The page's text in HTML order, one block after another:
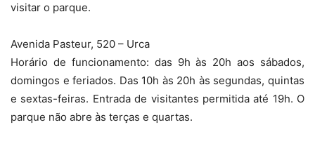
visitar o parque.
Avenida Pasteur, 520 – Urca
Horário de funcionamento: das 9h às 20h aos sábados,
domingos e feriados. Das 10h às 20h às segundas, quintas
e sextas-feiras. Entrada de visitantes permitida até 19h. O
parque não abre às terças e quartas.